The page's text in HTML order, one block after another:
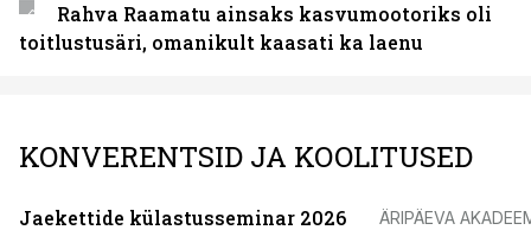
Rahva Raamatu ainsaks kasvumootoriks oli
toitlustusäri, omanikult kaasati ka laenu
KONVERENTSID JA KOOLITUSED
Jaekettide külastusseminar 2026 ÄRIPÄEVA